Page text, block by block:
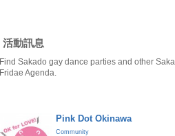
活動訊息
Find Sakado gay dance parties and other
Fridae Agenda.
Pink Dot Okinawa
Community